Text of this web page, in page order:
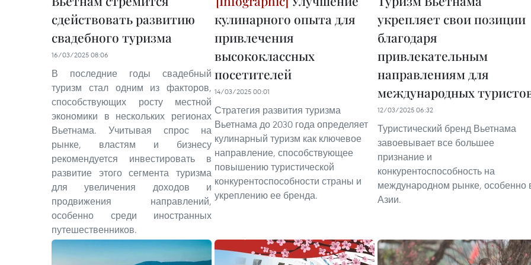
сдействовать развитию
свадебного туризма
16/03/2025 08:06
В последние годы свадебный
туризм стал одним из факторов,
способствующих росту местной
экономики в нескольких регионах
Вьетнама. Учитывая спрос на
рынке, властям и бизнесу
рекомендуется инвестировать в
развитие этого сегмента туризма
для увеличения доходов и
продвижения направлений,
особенно среди иностранных
путешественников.
кулинарного опыта для
привлечения
высококлассных
посетителей
14/03/2025 00:01
Стратегия развития туризма
Вьетнама до 2030 года определяет
кулинарный туризм как ключевое
направление, способствующее
повышению туристической
конкурентоспособности страны и
укреплению ее бренда.
укрепляет свои позиции
благодаря
привлекательным
направлениям для
международных
12/03/2025 06:32
Туристический бренд Вьетнама
завоевывает все большее
признание и
конкурентоспособность на
международном рынке, особенно
Азии.